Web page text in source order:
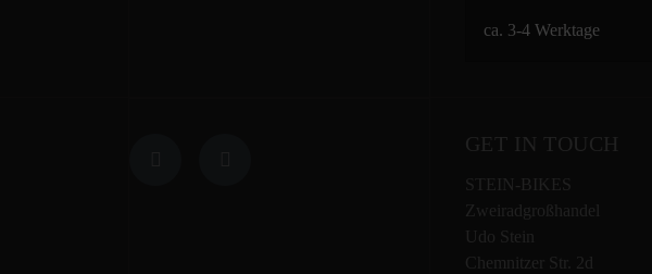
ca. 3-4 Werktage
GET IN TOUCH
STEIN-BIKES
Zweiradgroßhandel
Udo Stein
Chemnitzer Str. 2d